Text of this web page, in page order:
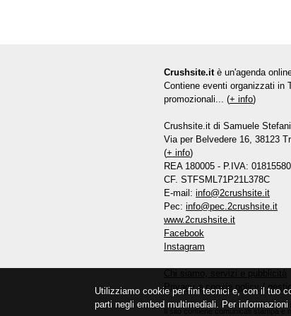
Crushsite.it è un'agenda
Contiene eventi organizzati in
promozionali... (+ info)
Crushsite.it di Samuele Stefani
Via per Belvedere 16, 38123
(+ info)
REA 180005 - P.IVA:
CF. STFSML71P21L378C
E-mail: info@2crushsite.it
Pec: info@pec.2crushsite.it
www.2crushsite.it
Facebook
Instagram
Privacy e cookie policy
/
Il sito contiene comunicati stampa e
Utilizziamo cookie per fini tecnici e, con il tuo
parti negli embed multimediali. Per